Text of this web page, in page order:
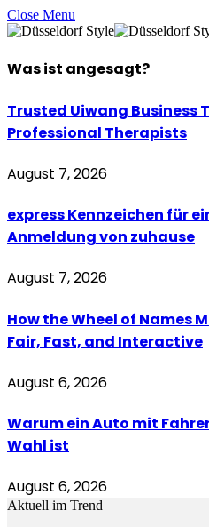
Close Menu
Was ist angesagt?
Trusted Uiwang Business
Professional Therapists
August 7, 2026
express Kennzeichen für
Anmeldung von zuhause
August 7, 2026
How the Wheel of Names
Fair, Fast, and Interactive
August 6, 2026
Warum ein Auto mit
Wahl ist
August 6, 2026
Aktuell im Trend